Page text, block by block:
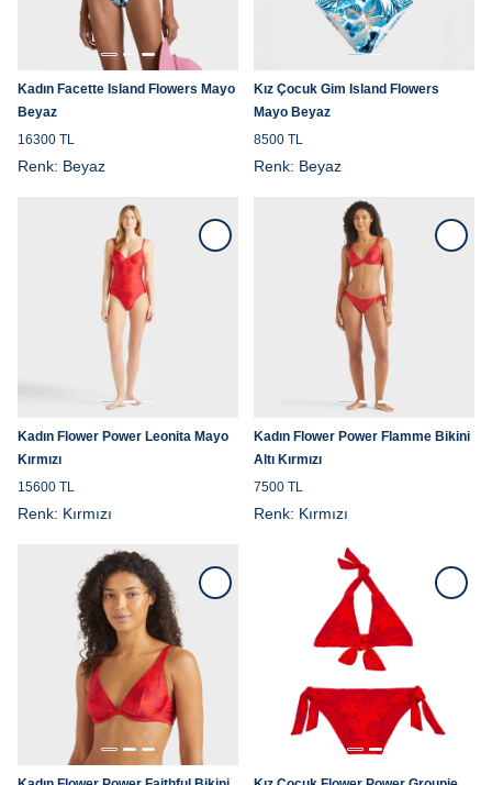
Kadın Facette Island Flowers Mayo
Beyaz
16300 TL
Renk: Beyaz
Kız Çocuk Gim Island Flowers
Mayo Beyaz
8500 TL
Renk: Beyaz
Kadın Flower Power Leonita Mayo
Kırmızı
15600 TL
Renk: Kırmızı
Kadın Flower Power Flamme Bikini
Altı Kırmızı
7500 TL
Renk: Kırmızı